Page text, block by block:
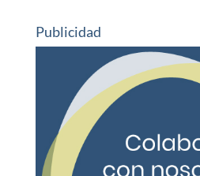
Publicidad